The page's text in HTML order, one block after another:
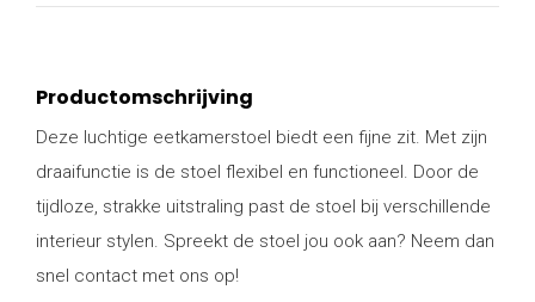
Productomschrijving
Deze luchtige eetkamerstoel biedt een fijne zit. Met zijn
draaifunctie is de stoel flexibel en functioneel. Door de
tijdloze, strakke uitstraling past de stoel bij verschillende
interieur stylen. Spreekt de stoel jou ook aan? Neem dan
snel contact met ons op!